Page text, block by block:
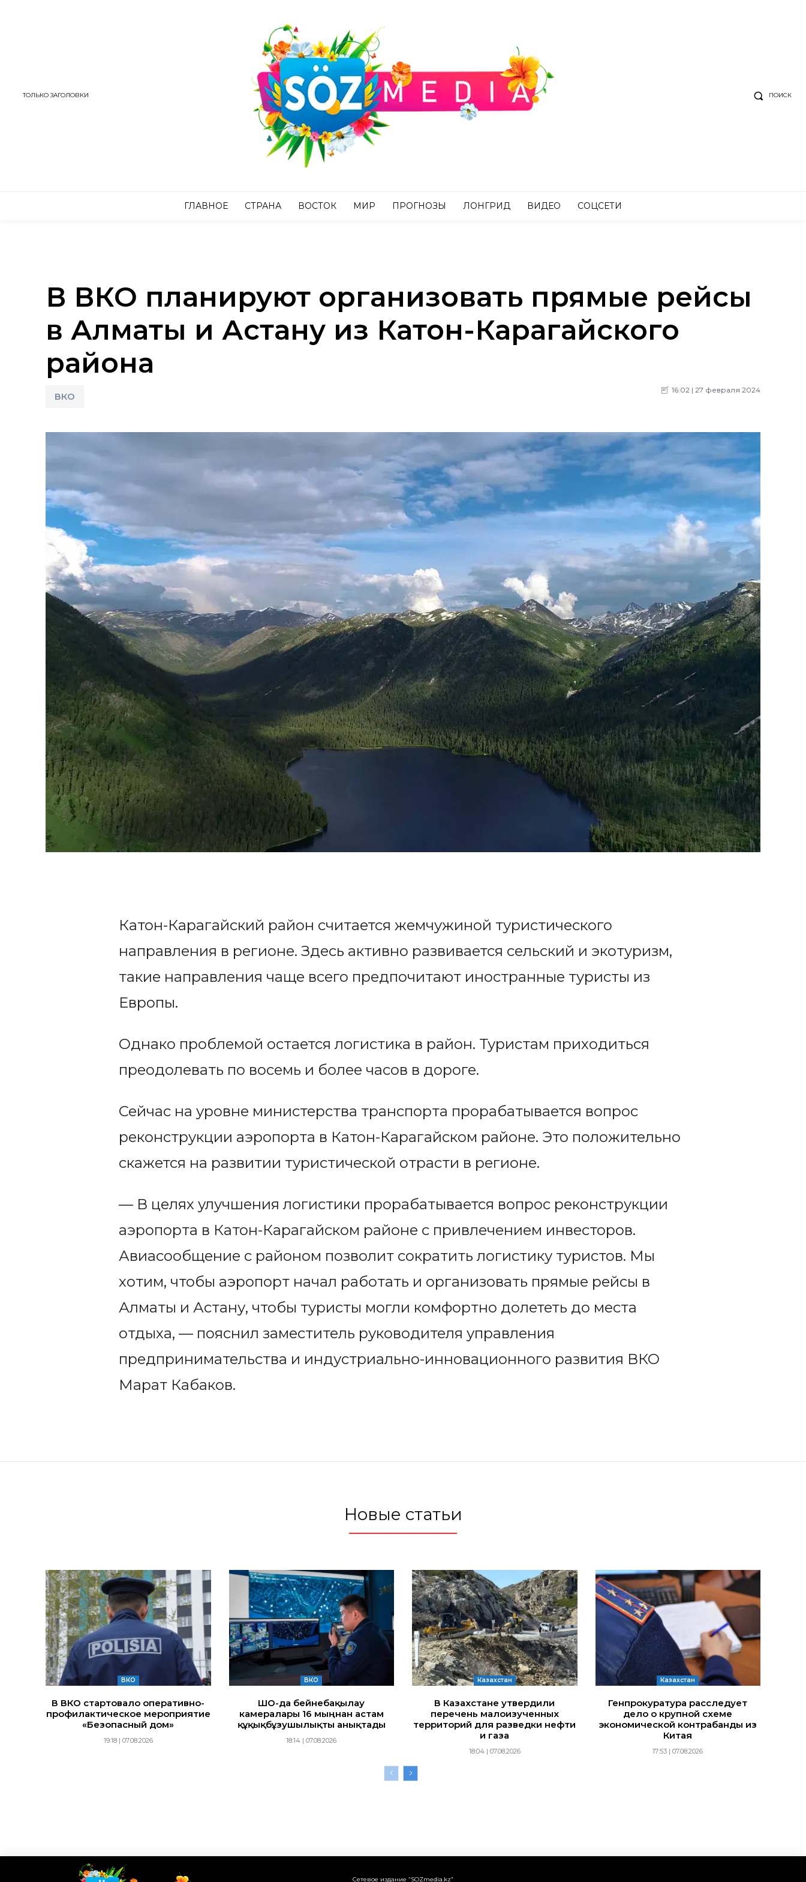
ТОЛЬКО ЗАГОЛОВКИ ПОИСК
ГЛАВНОЕ СТРАНА ВОСТОК МИР ПРОГНОЗЫ ЛОНГРИД ВИДЕО СОЦСЕТИ
В ВКО планируют организовать прямые рейсы
в Алматы и Астану из Катон-Карагайского
района
ВКО
16:02 | 27 февраля 2024
Катон-Карагайский район считается жемчужиной туристического
направления в регионе. Здесь активно развивается сельский и экотуризм,
такие направления чаще всего предпочитают иностранные туристы из
Европы.
Однако проблемой остается логистика в район. Туристам приходиться
преодолевать по восемь и более часов в дороге.
Сейчас на уровне министерства транспорта прорабатывается вопрос
реконструкции аэропорта в Катон-Карагайском районе. Это положительно
скажется на развитии туристической отрасти в регионе.
— В целях улучшения логистики прорабатывается вопрос реконструкции
аэропорта в Катон-Карагайском районе с привлечением инвесторов.
Авиасообщение с районом позволит сократить логистику туристов. Мы
хотим, чтобы аэропорт начал работать и организовать прямые рейсы в
Алматы и Астану, чтобы туристы могли комфортно долететь до места
отдыха, — пояснил заместитель руководителя управления
предпринимательства и индустриально-инновационного развития ВКО
Марат Кабаков.
Новые статьи
ВКО
В ВКО стартовало оперативно-
профилактическое мероприятие
«Безопасный дом»
19:18 | 07.08.2026
ВКО
ШҚО-да бейнебақылау
камералары 16 мыңнан астам
құқықбұзушылықты анықтады
18:14 | 07.08.2026
Казахстан
В Казахстане утвердили
перечень малоизученных
территорий для разведки нефти
и газа
18:04 | 07.08.2026
Казахстан
Генпрокуратура расследует
дело о крупной схеме
экономической контрабанды из
Китая
17:53 | 07.08.2026
Сетевое издание “SOZmedia.kz”